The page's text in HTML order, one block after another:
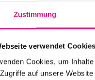
Zustimmung
verwendet
Cookies, um
auf unsere
TV and social
and acceptance of
partners
would be impossible
a stand! In times